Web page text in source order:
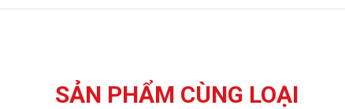
SẢN PHẨM CÙNG LOẠI